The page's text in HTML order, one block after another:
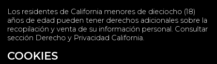
Los residentes de California menores de dieciocho (18)
años de edad pueden tener derechos adicionales sobre la
recopilación y venta de su información personal. Consultar
sección Derecho y Privacidad California.
COOKIES